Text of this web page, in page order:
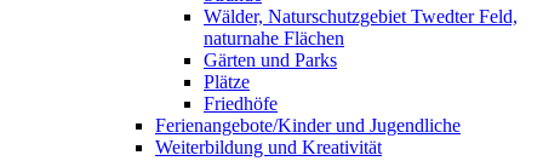
Wälder, Naturschutzgebiet Twedter Feld,
naturnahe Flächen
Gärten und Parks
Plätze
Friedhöfe
Ferienangebote/Kinder und Jugendliche
Weiterbildung und Kreativität